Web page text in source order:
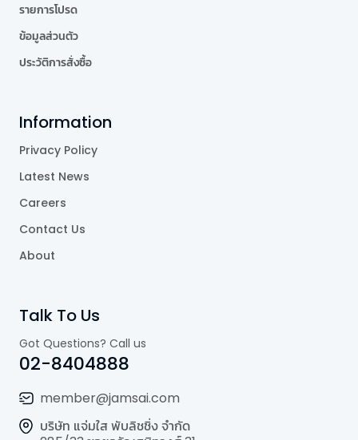
รายการโปรด
ข้อมูลส่วนตัว
ประวัติการสั่งซื้อ
Information
Privacy Policy
Latest News
Careers
Contact Us
About
Talk To Us
Got Questions? Call us
02-8404888
member@jamsai.com
บริษัท แจ่มใส พับลิชชิ่ง จำกัด